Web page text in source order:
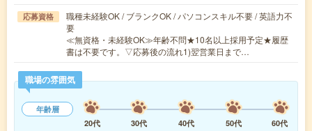
応募資格
職種未経験OK / ブランクOK / パソコンスキル不要 / 英語力不
要
≪無資格・未経験OK≫年齢不問★10名以上採用予定★履歴
書は不要です。▽応募後の流れ1)翌営業日まで…
職場の雰囲気
年齢層
20代
30代 40代 50代
60代